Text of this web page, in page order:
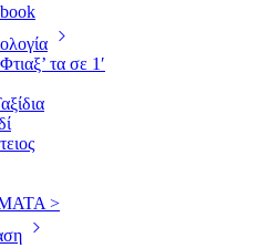
τα σε 1′
>